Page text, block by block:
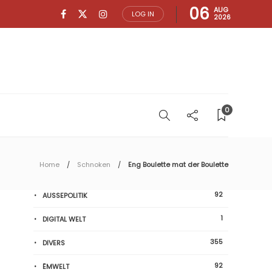
LOG IN 06 AUG
2026
0
Home Schnoken Eng Boulette mat der Boulette
AUSSEPOLITIK 92
DIGITAL WELT 1
DIVERS 355
ËMWELT 92